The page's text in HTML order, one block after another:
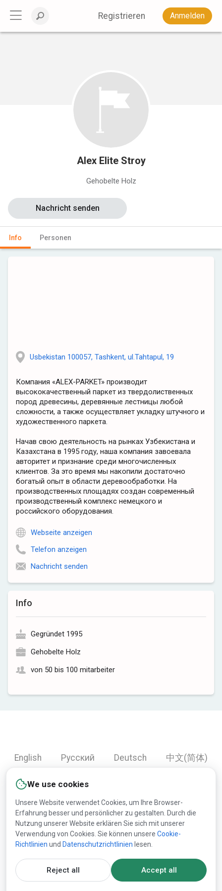
Registrieren Anmelden
Alex Elite Stroy
Gehobelte Holz
Info Personen
Nachricht senden
Info
Gegründet 1995
Gehobelte Holz
von 50 bis 100 mitarbeiter
Usbekistan 100057, Tashkent, ul.Tahtapul, 19
Компания «ALEX-PARKET» производит
высококачественный паркет из твердолиственных
пород древесины, деревянные лестницы любой
сложности, а также осуществляет укладку штучного и
художественного паркета.
Начав свою деятельность на рынках Узбекистана и
Казахстана в 1995 году, наша компания завоевала
авторитет и признание среди многочисленных
клиентов. За это время мы накопили достаточно
богатый опыт в области деревообработки. На
производственных площадях создан современный
производственный комплекс немецкого и
российского оборудования.
Webseite anzeigen
Telefon anzeigen
Nachricht senden
We use cookies
Unsere Website verwendet Cookies, um Ihre Browser-
Erfahrung besser und persönlicher zu gestalten. Durch die
Nutzung unserer Website erklären Sie sich mit unserer
Verwendung von Cookies. Sie können unsere Cookie-
Richtlinien und Datenschutzrichtlinien lesen.
Reject all Accept all
English Русский Deutsch
中文(简体)
العربية
Türkçe
Copyright © 2000-2026 Lesprom Network. Alle Rechte
vorbehalten.
Die Publikation der Informationen von dieser Website ist
ohne vorherige Zustimmung von Lesprom strengst verboten.